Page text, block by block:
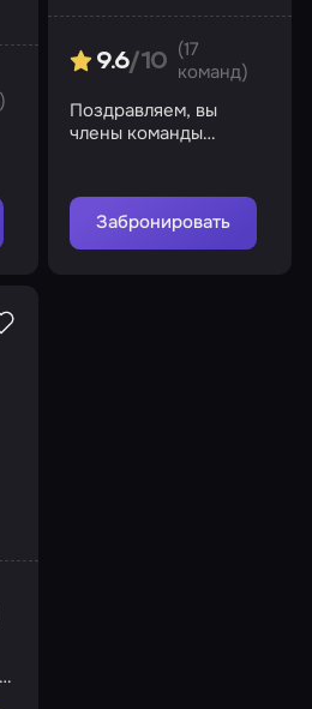
9.6/10
(17
команд)
Поздравляем, вы
члены команды
Забронировать